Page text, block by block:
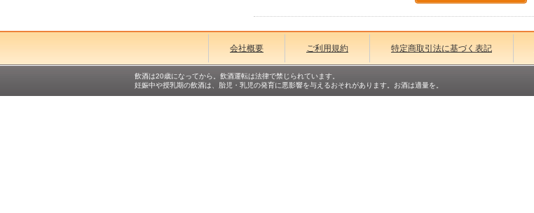
会社概要 ご利用規約 特定商取引法に基づく表記
飲酒は20歳になってから。飲酒運転は法律で禁じられています。
妊娠中や授乳期の飲酒は、胎児・乳児の発育に悪影響を与えるおそれがあります。お酒は適量を。